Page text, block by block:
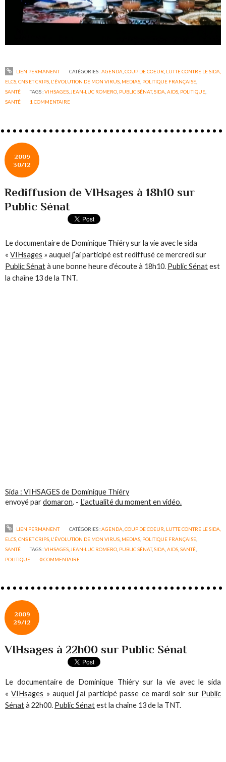
LIEN PERMANENT CATÉGORIES :AGENDA COUP DE COEUR LUTTE CONTRE LE SIDA,
ELCS, CNS ET CRIPS L'ÉVOLUTION DE MON VIRUS MEDIAS POLITIQUE FRANÇAISE
SANTÉ
TAGS :VIHSAGES JEAN-LUC ROMERO PUBLIC SÉNAT,SIDA ,AIDS POLITIQUE
SANTÉ
1 COMMENTAIRE
2009
30/12
Rediffusion de VIHsages à 18h10 sur
Public Sénat
Le documentaire de Dominique Thiéry sur la vie avec le sida
«VIHsages » auquel j’ai participé est rediffusé ce mercredi sur
Public Sénatà une bonne heure d’écoute à 18h10. Public Sénatest
la chaîne 13 de la TNT.
Sida : VIHSAGES de Dominique Thiéry
envoyé pardomaron. - L'actualité du moment en vidéo.
LIEN PERMANENT CATÉGORIES :AGENDA COUP DE COEUR LUTTE CONTRE LE SIDA,
ELCS, CNS ET CRIPS L'ÉVOLUTION DE MON VIRUS MEDIAS POLITIQUE FRANÇAISE
SANTÉ
TAGS :VIHSAGES JEAN-LUC ROMERO PUBLIC SÉNAT,SIDA ,AIDS ,SANTÉ
POLITIQUE
0COMMENTAIRE
2009
29/12
VIHsages à 22h00 sur Public Sénat
Le documentaire de Dominique Thiéry sur la vie avec le sida
«VIHsages » auquel j’ai participé passe ce mardi soir sur Public
Sénatà 22h00. Public Sénatest la chaîne 13 de la TNT.